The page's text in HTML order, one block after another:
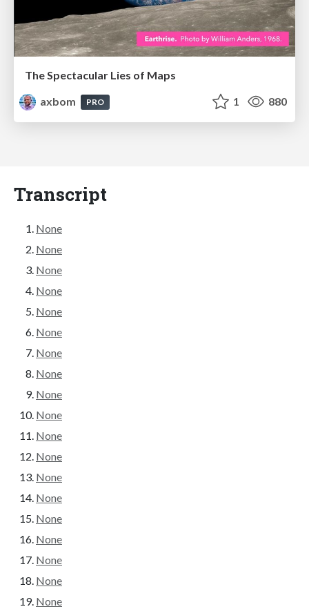
The Spectacular Lies of Maps
axbom
PRO 1 880
Transcript
None
None
None
None
None
None
None
None
None
None
None
None
None
None
None
None
None
None
None